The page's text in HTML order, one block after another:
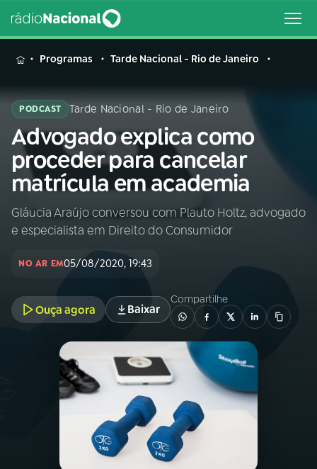
MENU
Buscar
na
Rádio
Nacional
Buscar
AO VIVO
INÍCIO
A RÁDIO
PROGRAMAÇÃO
PROGRAMAS
PODCASTS
Programas Tarde Nacional - Rio de Janeiro
PODCAST Tarde Nacional - Rio de Janeiro
Advogado explica como
proceder para cancelar
matrícula em academia
Gláucia Araújo conversou com Plauto Holtz, advogado
e especialista em Direito do Consumidor
NO AR EM05/08/2020, 19:43
Ouça agora Baixar
Compartilhe